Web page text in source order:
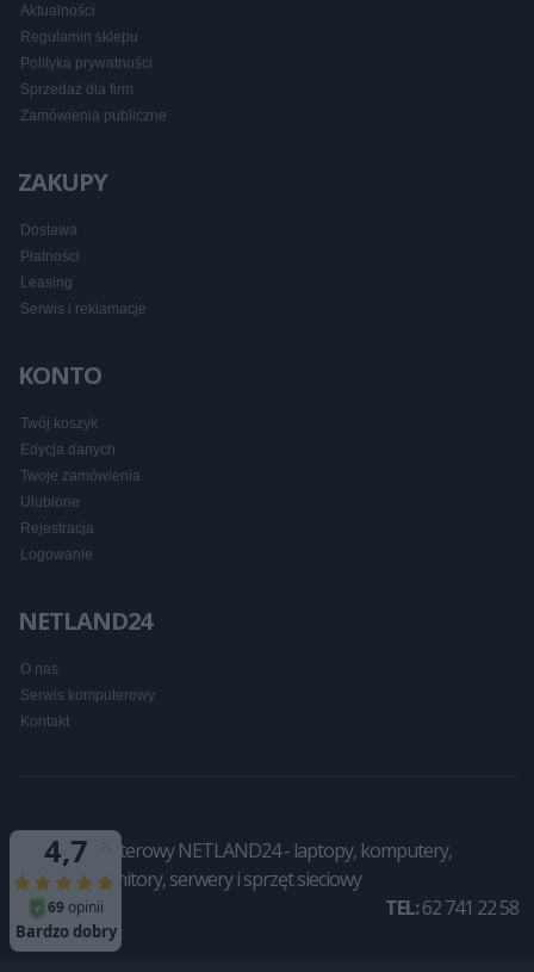
Aktualności
Regulamin sklepu
Polityka prywatności
Sprzedaż dla firm
Zamówienia publiczne
ZAKUPY
Dostawa
Płatności
Leasing
Serwis i reklamacje
KONTO
Twój koszyk
Edycja danych
Twoje zamówienia
Ulubione
Rejestracja
Logowanie
NETLAND24
O nas
Serwis komputerowy
Kontakt
Sklep komputerowy NETLAND24 - laptopy, komputery,
drukarki, monitory, serwery i sprzęt sieciowy
TEL:62 741 22 58